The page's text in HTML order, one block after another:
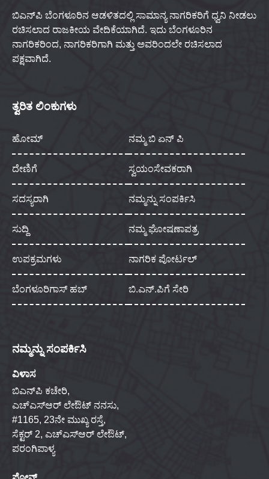
ಬಿಎನ್‌ಪಿ ಬೆಂಗಳೂರಿನ ಆಡಳಿತದಲ್ಲಿ ಸಾಮಾನ್ಯ ನಾಗರಿಕರಿಗೆ ಧ್ವನಿ ನೀಡಲು
ರಚಿಸಲಾದ ರಾಜಕೀಯ ವೇದಿಕೆಯಾಗಿದೆ. ಇದು ಬೆಂಗಳೂರಿನ
ನಾಗರಿಕರಿಂದ, ನಾಗರಿಕರಿಗಾಗಿ ಮತ್ತು ಅವರಿಂದಲೇ ರಚಿಸಲಾದ
ಪಕ್ಷವಾಗಿದೆ.
ತ್ವರಿತ ಲಿಂಕುಗಳು
ಹೋಮ್ ನಮ್ಮ ಬಿ ಏನ್ ಪಿ
ದೇಣಿಗೆ ಸ್ವಯಂಸೇವಕರಾಗಿ
ಸದಸ್ಯರಾಗಿ ನಮ್ಮನ್ನು ಸಂಪರ್ಕಿಸಿ
ಸುದ್ದಿ ನಮ್ಮ ಘೋಷಣಾಪತ್ರ
ಉಪಕ್ರಮಗಳು ನಾಗರಿಕ ಪೋರ್ಟಲ್
ಬೆಂಗಳೂರಿಗಾಸ್ ಹಬ್ ಬಿ.ಎನ್.ಪಿಗೆ ಸೇರಿ
ನಮ್ಮನ್ನು ಸಂಪರ್ಕಿಸಿ
ವಿಳಾಸ
ಬಿಎನ್‌ಪಿ ಕಚೇರಿ,
ಎಚ್‌ಎಸ್‌ಆರ್ ಲೇಔಟ್ ನನಸು,
#1165, 23ನೇ ಮುಖ್ಯ ರಸ್ತೆ,
ಸೆಕ್ಟರ್ 2, ಎಚ್‌ಎಸ್‌ಆರ್ ಲೇಔಟ್,
ಪರಂಗಿಪಾಳ್ಯ